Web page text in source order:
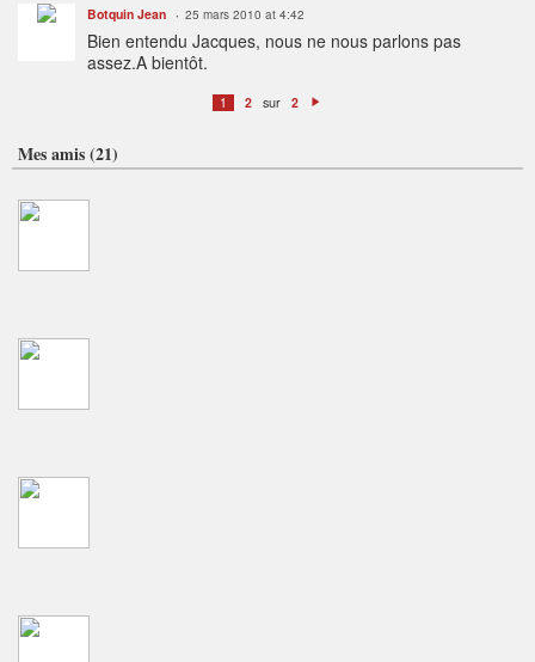
Botquin Jean 25 mars 2010 at 4:42
Bien entendu Jacques, nous ne nous parlons pas
assez.A bientôt.
1 2 sur 2
t
Mes amis (21)